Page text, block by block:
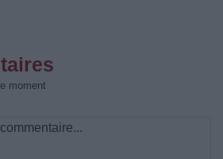
moment